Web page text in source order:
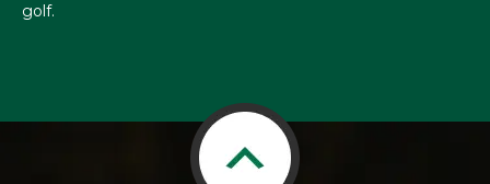
golf.